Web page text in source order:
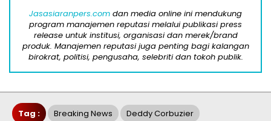
Jasasiaranpers.com dan media online ini mendukung
program manajemen reputasi melalui publikasi press
release untuk institusi, organisasi dan merek/brand
produk. Manajemen reputasi juga penting bagi kalangan
birokrat, politisi, pengusaha, selebriti dan tokoh publik.
Tag : Breaking News Deddy Corbuzier